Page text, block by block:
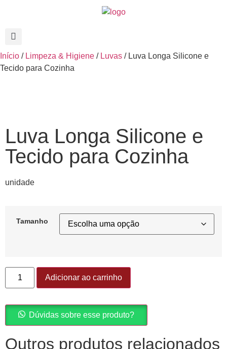
Início / Limpeza & Higiene / Luvas / Luva Longa Silicone e
Tecido para Cozinha
Luva Longa Silicone e
Tecido para Cozinha
unidade
Tamanho
Adicionar ao carrinho
Dúvidas sobre esse produto?
Outros produtos relacionados